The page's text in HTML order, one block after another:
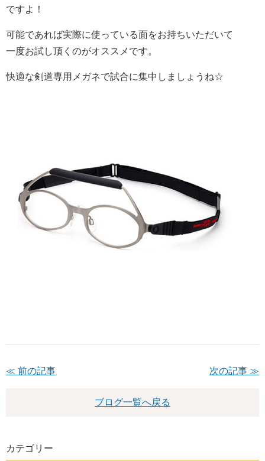
ですよ！
可能であれば実際に使っている面をお持ちいただいて
一度お試し頂くのがオススメです。
快適な剣道専用メガネで試合に集中しましょうね☆
≪ 前の記事 次の記事 ≫
ブログ一覧へ戻る
カテゴリー